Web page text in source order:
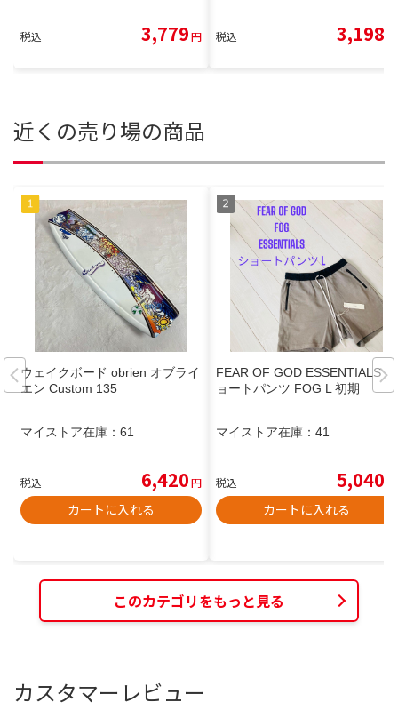
税込 3,779円 税込 3,198
近くの売り場の商品
ウェイクボード obrien オブライ
エン Custom 135
マイストア在庫： 61
税込 6,420円
カートに入れる
FEAR OF GOD ESSENTIALS シ
ョートパンツ FOG L 初期
マイストア在庫： 41
税込 5,040
カートに入れる
このカテゴリをもっと見る
カスタマーレビュー